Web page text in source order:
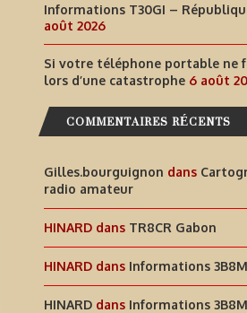
INFORMATIONS T30GI –
RÉPUBLIQUE DE KIRIBATI
6 août 2026
Informations T30GI –
août 2026
Si votre téléphone portable ne
lors d’une catastrophe 6 août
COMMENTAIRES RÉCENTS
Gilles.bourguignon dans
radio amateur
HINARD dans TR8CR Gabon
HINARD dans Informations
HINARD dans Informations